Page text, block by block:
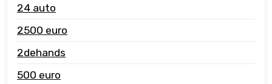
24 auto
2500 euro
2dehands
500 euro